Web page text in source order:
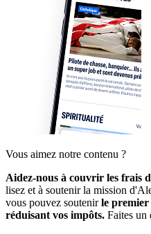
Vous aimez notre contenu ?
Aidez-nous à couvrir les frais
lisez et à soutenir la mission
vous pouvez soutenirle premier
réduisant vos impôts. Faites un